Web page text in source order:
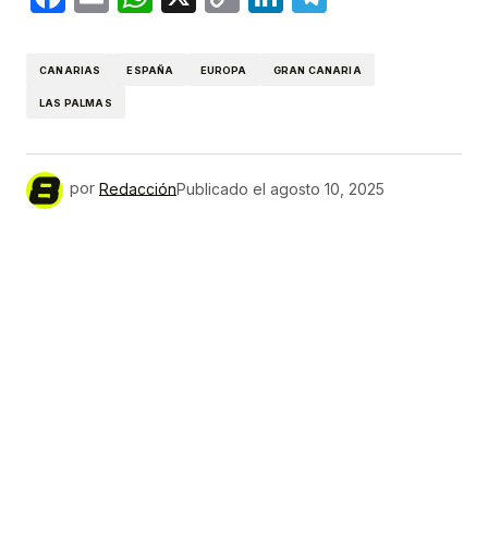
CANARIAS ESPAÑA EUROPA GRAN CANARIA
LAS PALMAS
por RedacciónPublicado el agosto 10, 2025